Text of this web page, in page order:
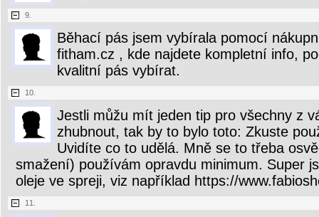
9.
Běhací pás jsem vybírala pomocí
fitham.cz , kde najdete kompletní info,
kvalitní pás vybírat.
10.
Jestli můžu mít jeden tip pro všechny z
zhubnout, tak by to bylo toto: Zkuste
Uvidíte co to udělá. Mně se to třeba
smažení) používám opravdu minimum. Super
oleje ve spreji, viz například https://
11.